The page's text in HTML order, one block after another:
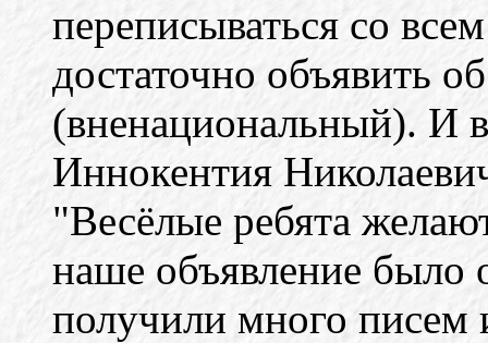
переписываться со
достаточно объявить
(вненациональный). И
Иннокентия
"Весёлые ребята
наше объявление было
получили много писем